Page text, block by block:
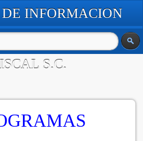
INFORMACION
CONTABLE Y
S.C.